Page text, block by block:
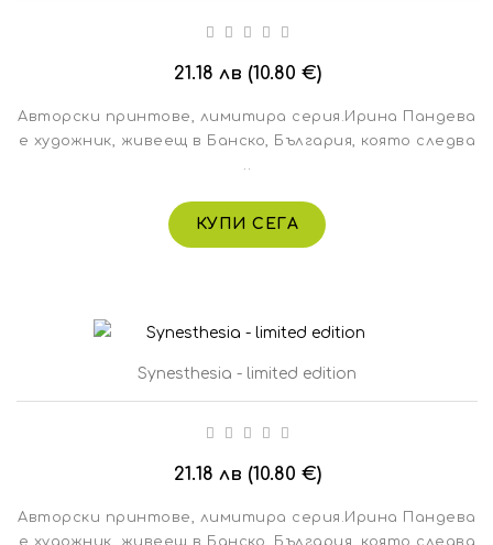
21.18 лв (10.80 €)
Авторски принтове, лимитира серия.Ирина Пандева
е художник, живеещ в Банско, България, която следва
КУПИ СЕГА
Synesthesia - limited edition
21.18 лв (10.80 €)
Авторски принтове, лимитира серия.Ирина Пандева
е художник, живеещ в Банско, България, която следва